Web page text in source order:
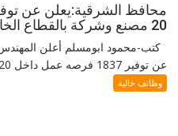
20 مصنع وشركة بالقطاع الخاص
كتب-محمود ابومسلم أعلن
عن توفير 1837 فرصه عمل داخل 20...
وظائف خالية